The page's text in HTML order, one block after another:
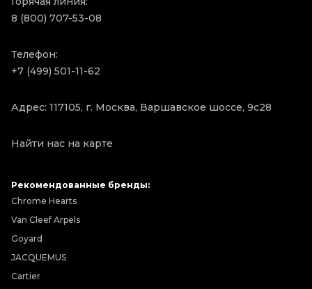
8 (800) 707-53-08
Телефон:
+7 (499) 501-11-62
Адрес: 117105, г. Москва, Варшавское шоссе, 9с28
Найти нас на карте
Рекомендованные бренды:
Chrome Hearts
Van Cleef Arpels
Goyard
JACQUEMUS
Cartier